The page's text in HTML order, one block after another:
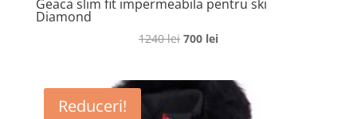
Geaca slim fit impermeabila pentru ski
Diamond
1240lei Prețul
fost:
1240 lei.
700 leiPrețul
700 lei.
Reduceri!